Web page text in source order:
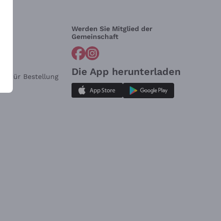
für Bestellung
Werden Sie Mitglied der
Gemeinschaft
Die App herunterladen